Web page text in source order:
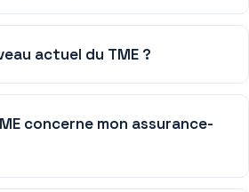
actuel du TME ?
concerne mon assurance-